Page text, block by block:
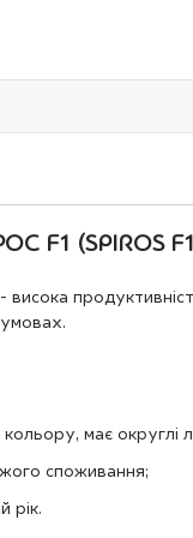
F1 (SPIROS
висока
має округлі
споживання;
рік.